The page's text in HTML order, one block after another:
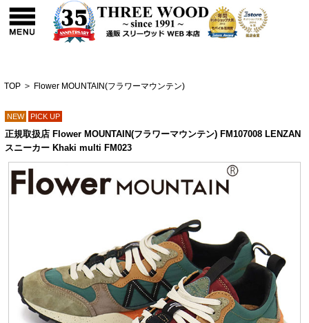
TOP > Flower MOUNTAIN(フラワーマウンテン)
NEW PICK UP
正規取扱店 Flower MOUNTAIN(フラワーマウンテン) FM107008 LENZAN
スニーカー Khaki multi FM023